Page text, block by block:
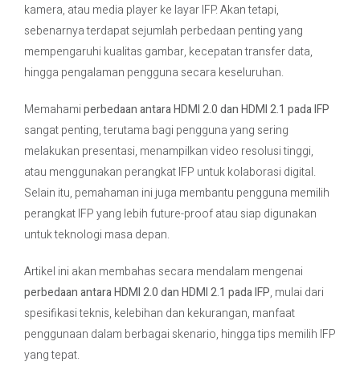
kamera, atau media player ke layar IFP. Akan tetapi,
sebenarnya terdapat sejumlah perbedaan penting yang
mempengaruhi kualitas gambar, kecepatan transfer data,
hingga pengalaman pengguna secara keseluruhan.
Memahamiperbedaan antara HDMI 2.0 dan HDMI 2.1 pada IFP
sangat penting, terutama bagi pengguna yang sering
melakukan presentasi, menampilkan video resolusi tinggi,
atau menggunakan perangkat IFP untuk kolaborasi digital.
Selain itu, pemahaman ini juga membantu pengguna memilih
perangkat IFP yang lebih future-proof atau siap digunakan
untuk teknologi masa depan.
Artikel ini akan membahas secara mendalam mengenai
perbedaan antara HDMI 2.0 dan HDMI 2.1 pada IFP, mulai dari
spesifikasi teknis, kelebihan dan kekurangan, manfaat
penggunaan dalam berbagai skenario, hingga tips memilih IFP
yang tepat.